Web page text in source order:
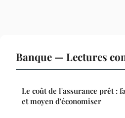
Banque — Lectures
Le coût de l'assurance prêt :
et moyen d'économiser